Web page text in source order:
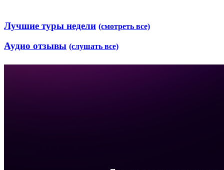
Лучшие туры недели (смотреть все)
Аудио отзывы (слушать все)